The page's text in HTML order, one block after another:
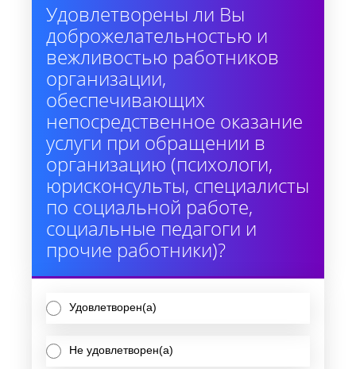
Удовлетворены ли Вы
доброжелательностью и
вежливостью работников
организации,
обеспечивающих
непосредственное оказание
услуги при обращении в
организацию (психологи,
юрисконсульты, специалисты
по социальной работе,
социальные педагоги и
прочие работники)?
Удовлетворен(а)
Не удовлетворен(а)